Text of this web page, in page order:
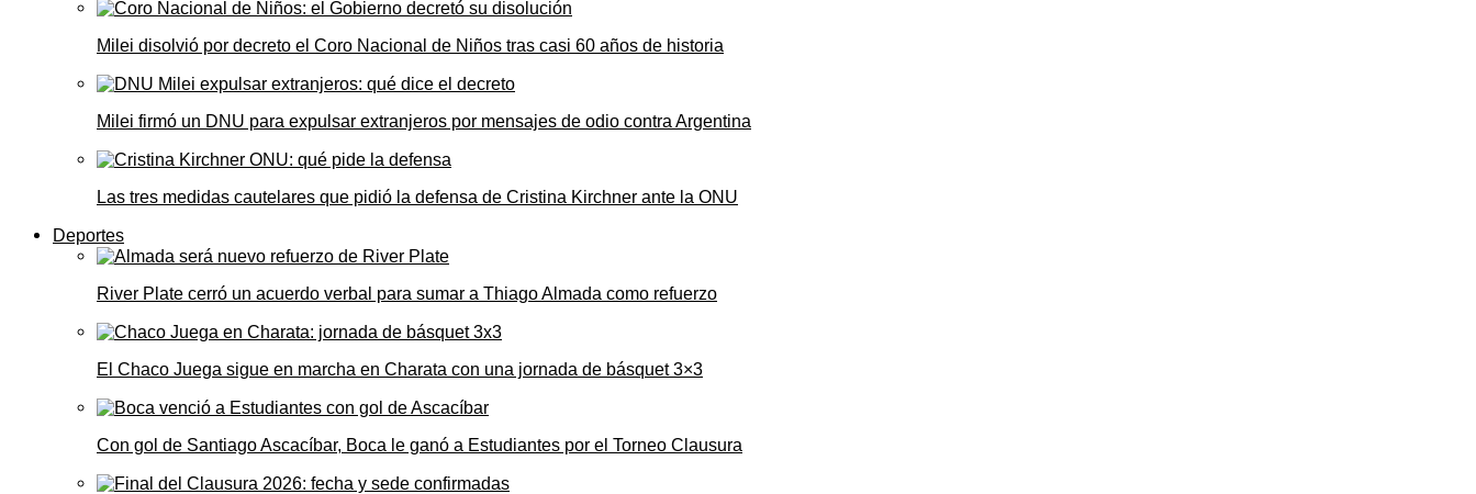
Milei disolvió por decreto el Coro Nacional de Niños tras casi 60 años de historia
Milei firmó un DNU para expulsar extranjeros por mensajes de odio contra Argentina
Las tres medidas cautelares que pidió la defensa de Cristina Kirchner ante la ONU
Deportes
River Plate cerró un acuerdo verbal para sumar a Thiago Almada como refuerzo
El Chaco Juega sigue en marcha en Charata con una jornada de básquet 3×3
Con gol de Santiago Ascacíbar, Boca le ganó a Estudiantes por el Torneo Clausura